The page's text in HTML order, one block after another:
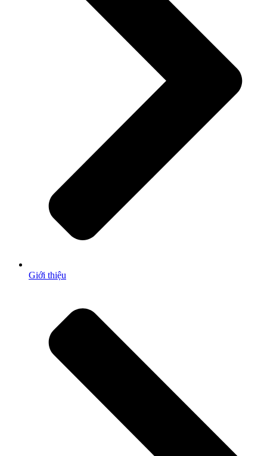
Giới thiệu